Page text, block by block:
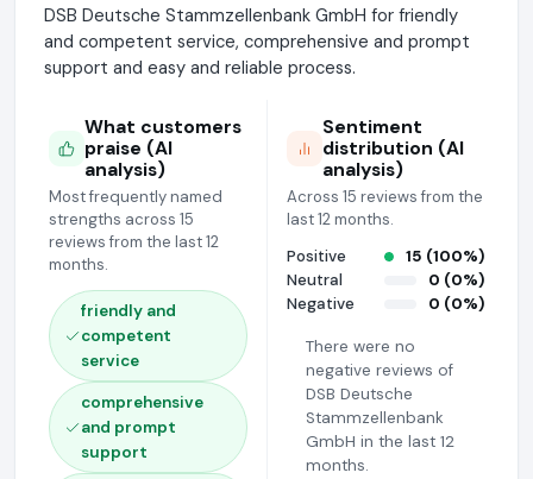
DSB Deutsche Stammzellenbank GmbH for friendly
and competent service, comprehensive and prompt
support and easy and reliable process.
What customers
praise (AI
analysis)
Most frequently named
strengths across 15
reviews from the last 12
months.
friendly and
competent
service
comprehensive
and prompt
support
Sentiment
distribution (AI
analysis)
Across 15 reviews from the
last 12 months.
Positive
15 (100%)
Neutral
0 (0%)
Negative
0 (0%)
There were no
negative reviews of
DSB Deutsche
Stammzellenbank
GmbH in the last 12
months.